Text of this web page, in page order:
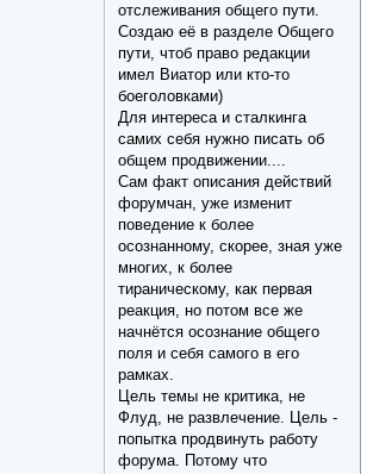
отслеживания общего пути.
Создаю её в разделе Общего
пути, чтоб право редакции
имел Виатор или кто-то
боеголовками)
Для интереса и сталкинга
самих себя нужно писать об
общем продвижении....
Сам факт описания действий
форумчан, уже изменит
поведение к более
осознанному, скорее, зная уже
многих, к более
тираническому, как первая
реакция, но потом все же
начнётся осознание общего
поля и себя самого в его
рамках.
Цель темы не критика, не
Флуд, не развлечение. Цель -
попытка продвинуть работу
форума. Потому что